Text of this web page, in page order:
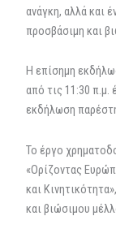
ανάγκη, αλλά και
προσβάσιμη και
Η επίσημη
από τις 11:30
εκδήλωση
Το έργο
«Ορίζοντας
και
και βιώσιμου